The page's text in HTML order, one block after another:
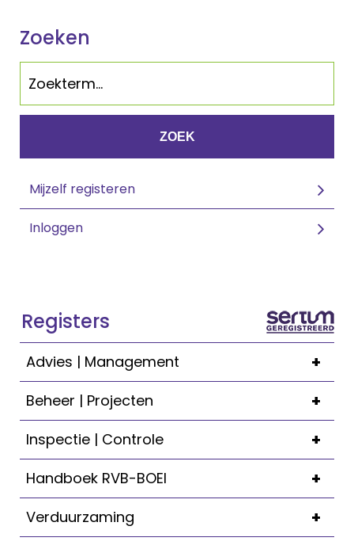
Zoeken
ZOEK
Mijzelf registeren
Inloggen
Registers
+
Advies | Management
+
Beheer | Projecten
+
Inspectie | Controle
+
Handboek RVB-BOEI
+
Verduurzaming